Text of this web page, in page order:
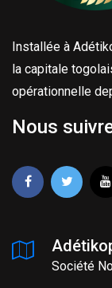
Installée à
la capitale
opérationnelle
Nous
Société